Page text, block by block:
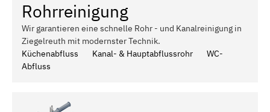
Rohrreinigung
Wir garantieren eine schnelle Rohr - und Kanalreinigung in
Ziegelreuth mit modernster Technik.
Küchenabfluss
Kanal- & Hauptabflussrohr
WC-
Abfluss